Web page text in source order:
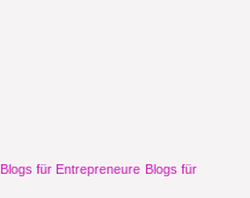
Blogs für Entrepreneure Blogs für